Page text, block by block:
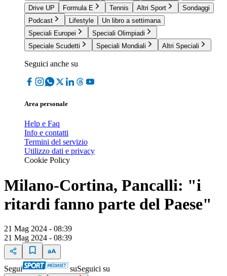
Drive UP
Formula E Tennis Altri Sport
Sondaggi
Podcast
Lifestyle
Un libro a settimana
Speciali Europei
Speciali Olimpiadi
Speciale Scudetti
Speciali Mondiali Altri Speciali
Seguici anche su
Area personale
Help e Faq
Info e contatti
Termini del servizio
Utilizzo dati e privacy
Cookie Policy
Milano-Cortina, Pancalli: "i
ritardi fanno parte del Paese"
21 Mag 2024 - 08:39
21 Mag 2024 - 08:39
Segui suSeguici su